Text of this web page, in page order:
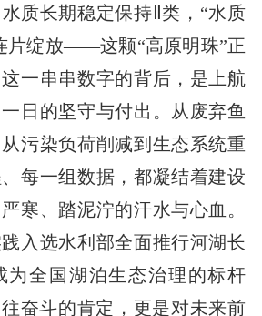
质长期稳定保持Ⅱ类，“水质
片绽放——这颗“高原明珠”正
一串串数字的背后，是上航
日的坚守与付出。从废弃鱼
污染负荷削减到生态系统重
每一组数据，都凝结着建设
寒、踏泥泞的汗水与心血。
入选水利部全面推行河湖长
为全国湖泊生态治理的标杆
奋斗的肯定，更是对未来前